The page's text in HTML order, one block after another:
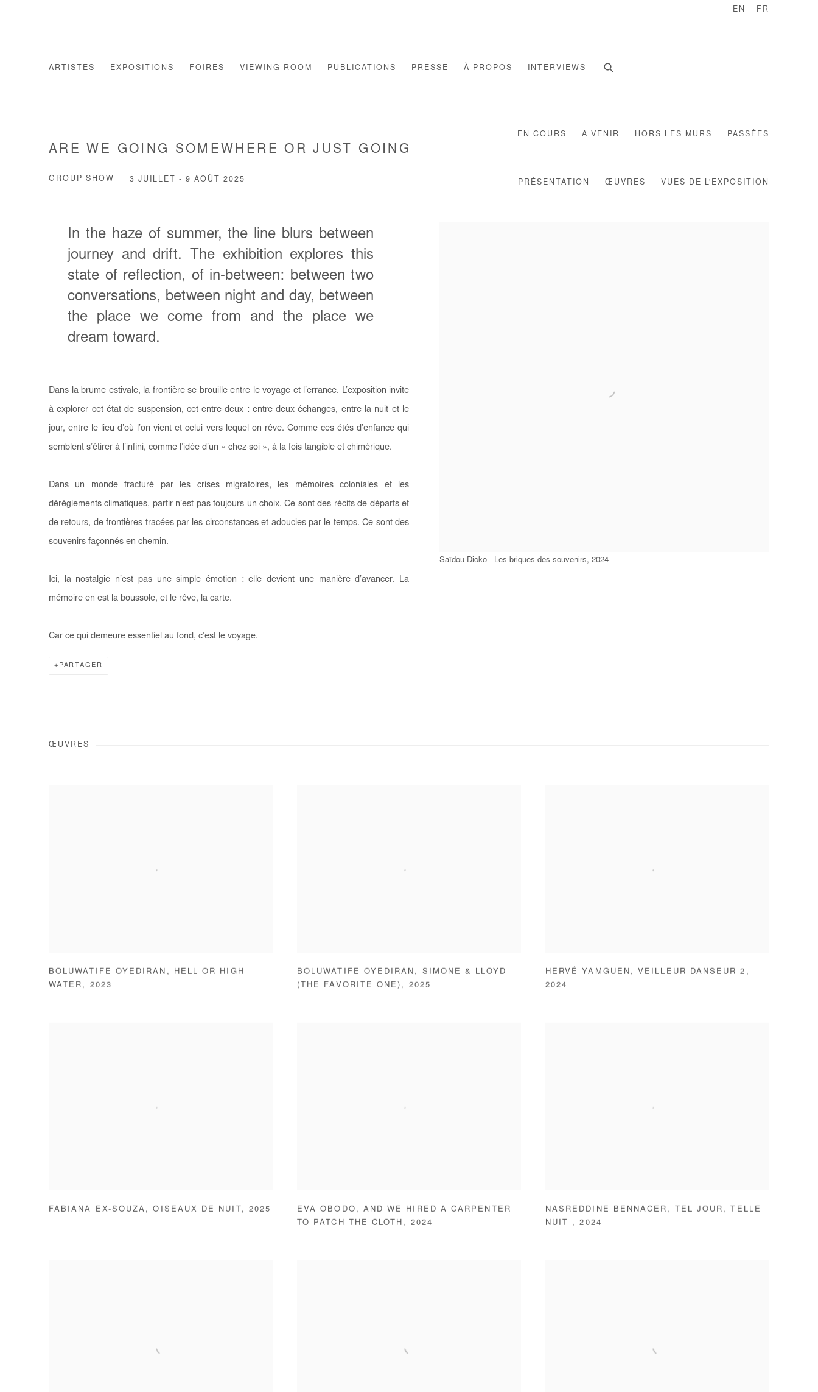
ARTISTES EXPOSITIONS FOIRES VIEWING ROOM PUBLICATIONS PRESSE À PROPOS INTERVIEWS
EN FR
EN COURS A VENIR HORS LES MURS PASSÉES
ARE WE GOING SOMEWHERE OR JUST GOING
GROUP SHOW 3 JUILLET - 9 AOÛT 2025 PRÉSENTATION ŒUVRES VUES DE L'EXPOSITION
Saïdou Dicko - Les briques des souvenirs, 2024
In the haze of summer, the line blurs between
journey and drift. The exhibition explores this
state of reflection, of in-between: between two
conversations, between night and day, between
the place we come from and the place we
dream toward.
Dans la brume estivale, la frontière se brouille entre le voyage et l’errance. L’exposition invite
à explorer cet état de suspension, cet entre-deux : entre deux échanges, entre la nuit et le
jour, entre le lieu d’où l’on vient et celui vers lequel on rêve. Comme ces étés d’enfance qui
semblent s’étirer à l’infini, comme l’idée d’un « chez-soi », à la fois tangible et chimérique.
Dans un monde fracturé par les crises migratoires, les mémoires coloniales et les
dérèglements climatiques, partir n’est pas toujours un choix. Ce sont des récits de départs et
de retours, de frontières tracées par les circonstances et adoucies par le temps. Ce sont des
souvenirs façonnés en chemin.
Ici, la nostalgie n’est pas une simple émotion : elle devient une manière d’avancer. La
mémoire en est la boussole, et le rêve, la carte.
Car ce qui demeure essentiel au fond, c’est le voyage.
PARTAGER
ŒUVRES
BOLUWATIFE OYEDIRAN , HELL OR HIGH
WATER , 2023
BOLUWATIFE OYEDIRAN , SIMONE & LLOYD
(THE FAVORITE ONE) , 2025
HERVÉ YAMGUEN , VEILLEUR DANSEUR 2 ,
2024
FABIANA EX-SOUZA ,OISEAUX DE NUIT , 2025 EVA OBODO , AND WE HIRED A CARPENTER
TO PATCH THE CLOTH , 2024
NASREDDINE BENNACER , TEL JOUR ,
TELLE
NUIT ,2024